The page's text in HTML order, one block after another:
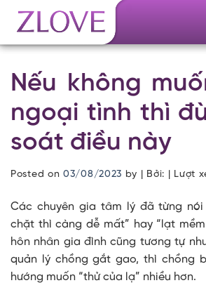
Skip
content
Nếu không
ngoại tình thì
soát điều này
Posted on 03/08/2023 by | Bởi: | Lượt
Các chuyên gia tâm lý đã từng
chặt thì càng dễ mất” hay “lạt
hôn nhân gia đình cũng tương tự
quản lý chồng gắt gao, thì chồng
hướng muốn “thử của lạ” nhiều hơn.